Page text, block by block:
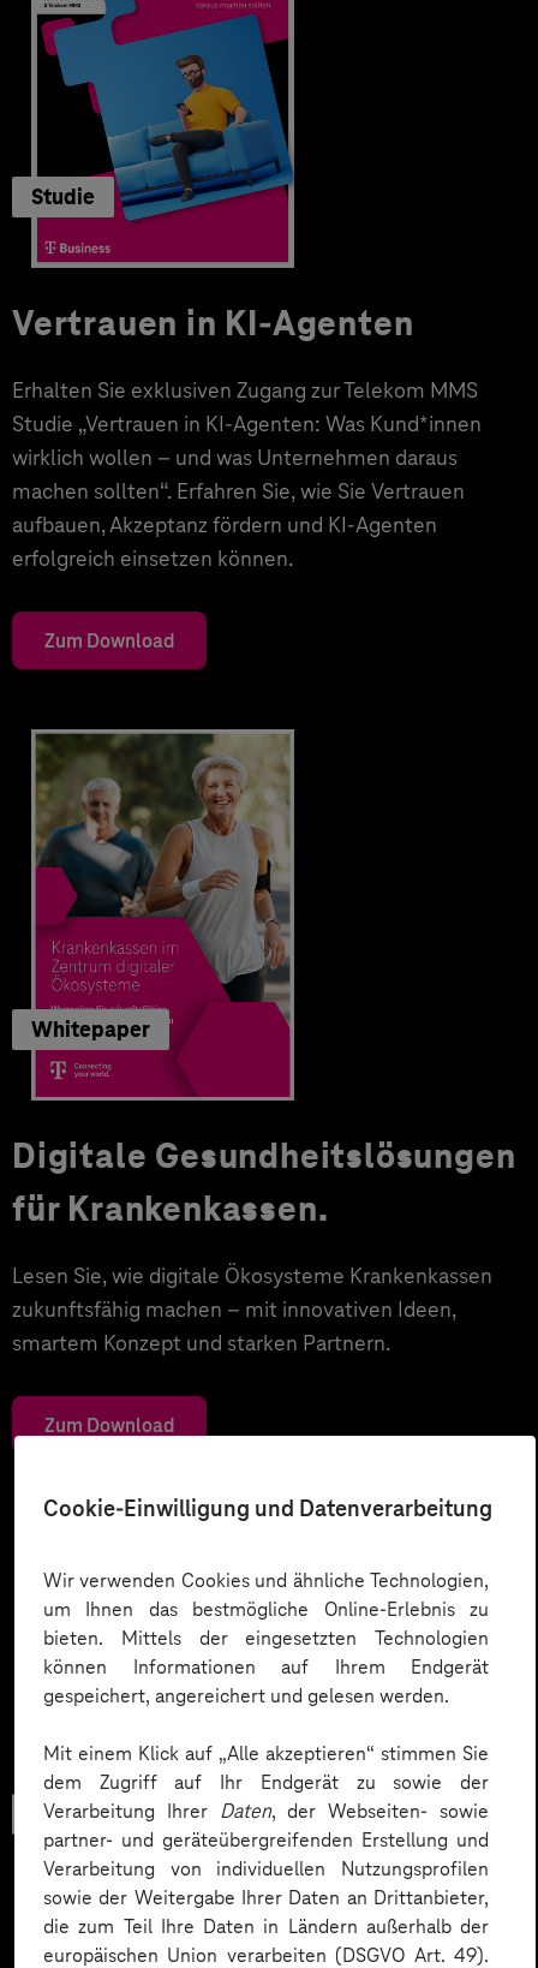
Cookie-Einwilligung und Datenverarbeitung
Wir verwenden Cookies und ähnliche Technologien,
um Ihnen das bestmögliche Online-Erlebnis zu
bieten. Mittels der eingesetzten Technologien
können Informationen auf Ihrem Endgerät
gespeichert, angereichert und gelesen werden.
Mit einem Klick auf „Alle akzeptieren“ stimmen Sie
dem Zugriff auf Ihr Endgerät zu sowie der
Verarbeitung Ihrer Daten, der Webseiten- sowie
partner- und geräteübergreifenden Erstellung und
Verarbeitung von individuellen Nutzungsprofilen
sowie der Weitergabe Ihrer Daten an Drittanbieter,
die zum Teil Ihre Daten in Ländern außerhalb der
europäischen Union verarbeiten (DSGVO Art. 49).
Studie
Vertrauen in KI-Agenten
Erhalten Sie exklusiven Zugang zur Telekom MMS
Studie „Vertrauen in KI-Agenten: Was Kund*innen
wirklich wollen – und was Unternehmen daraus
machen sollten“. Erfahren Sie, wie Sie Vertrauen
aufbauen, Akzeptanz fördern und KI-Agenten
erfolgreich einsetzen können.
Zum Download
Whitepaper
Digitale Gesundheitslösungen
für Krankenkassen.
Lesen Sie, wie digitale Ökosysteme Krankenkassen
zukunftsfähig machen – mit innovativen Ideen,
smartem Konzept und starken Partnern.
Zum Download
Checkliste
Datenschutz in KI-Projekten